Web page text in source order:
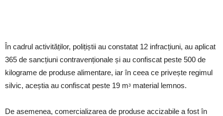
În cadrul activităților, polițiștii au constatat 12 infracțiuni, au aplicat
365 de sancțiuni contravenționale și au confiscat peste 500 de
kilograme de produse alimentare, iar în ceea ce privește regimul
silvic, aceștia au confiscat peste 19 mᶟ material lemnos.
De asemenea, comercializarea de produse accizabile a fost în